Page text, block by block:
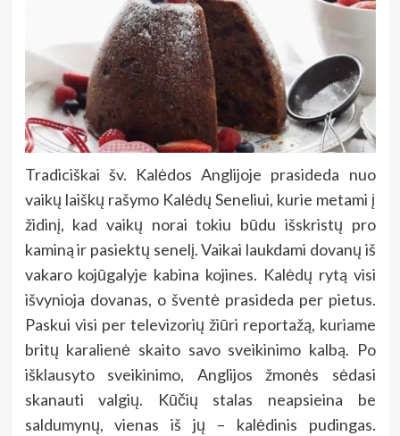
Tradiciškai šv. Kalėdos Anglijoje prasideda nuo
vaikų laiškų rašymo Kalėdų Seneliui, kurie metami į
židinį, kad vaikų norai tokiu būdu išskristų pro
kaminą ir pasiektų senelį. Vaikai laukdami dovanų iš
vakaro kojūgalyje kabina kojines. Kalėdų rytą visi
išvynioja dovanas, o šventė prasideda per pietus.
Paskui visi per televizorių žiūri reportažą, kuriame
britų karalienė skaito savo sveikinimo kalbą. Po
išklausyto sveikinimo, Anglijos žmonės sėdasi
skanauti valgių. Kūčių stalas neapsieina be
saldumynų, vienas iš jų – kalėdinis pudingas.